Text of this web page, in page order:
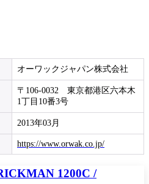
オーワックジャパン株式会社
〒106-0032 東京都港区六本木
1丁目10番3号
2013年03月
https://www.orwak.co.jp/
1200C /